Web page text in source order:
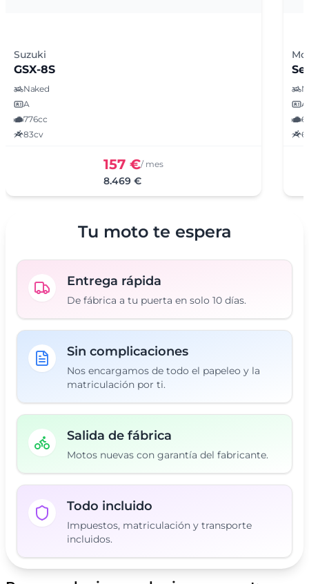
Suzuki
GSX-8S
Naked
A
776cc
83cv
157 €/ mes
8.469 €
A
Tu moto te espera
Entrega rápida
De fábrica a tu puerta en solo 10 días.
Sin complicaciones
Nos encargamos de todo el papeleo y la
matriculación por ti.
Salida de fábrica
Motos nuevas con garantía del fabricante.
Todo incluido
Impuestos, matriculación y transporte
incluidos.